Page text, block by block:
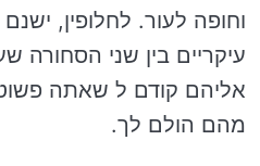
וחופה לעור. לחלופין,
עיקריים בין שני הסחורה
אליהם קודם ל שאתה
מהם הולם לך.